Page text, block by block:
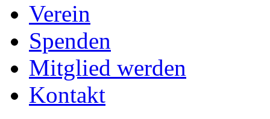
Verein
Spenden
Mitglied werden
Kontakt